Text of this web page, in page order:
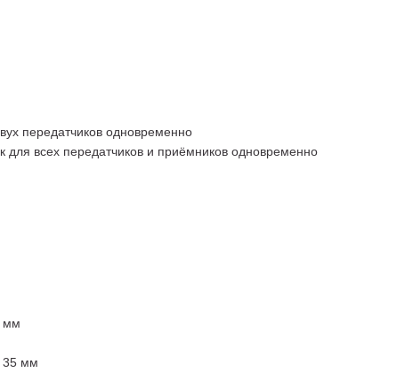
передатчиков одновременно
всех передатчиков и приёмников одновременно
мм
35 мм